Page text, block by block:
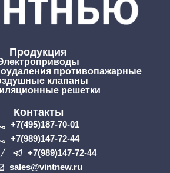
Продукция
противопажарные
клапаны
решетки
Контакты
+7(495)187-70-01
+7(989)147-72-44
+7(989)147-72-44
sales@vintnew.ru